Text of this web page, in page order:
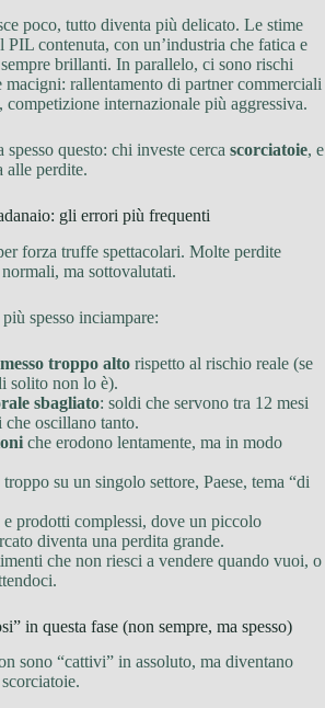
poco, tutto diventa più delicato. Le stime
PIL contenuta, con un’industria che fatica e
brillanti. In parallelo, ci sono rischi
macigni: rallentamento di partner commerciali
internazionale più aggressiva.
questo: chi investe cerca scorciatoie, e
alle perdite.
gli errori più frequenti
forza truffe spettacolari. Molte perdite
ma sottovalutati.
spesso inciampare:
troppo alto rispetto al rischio reale (se
solito non lo è).
sbagliato: soldi che servono tra 12 mesi
che oscillano tanto.
che erodono lentamente, ma in modo
troppo su un singolo settore, Paese, tema “di
e prodotti complessi, dove un piccolo
diventa una perdita grande.
che non riesci a vendere quando vuoi, o
in questa fase (non sempre, ma spesso)
sono “cattivi” in assoluto, ma diventano